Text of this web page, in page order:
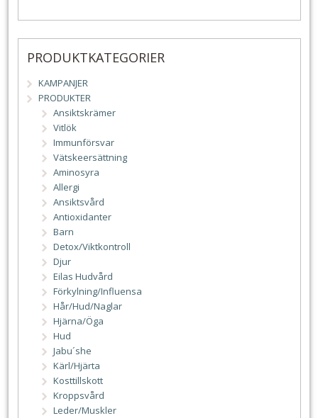
PRODUKTKATEGORIER
KAMPANJER
PRODUKTER
Ansiktskrämer
Vitlök
Immunförsvar
Vätskeersättning
Aminosyra
Allergi
Ansiktsvård
Antioxidanter
Barn
Detox/Viktkontroll
Djur
Eilas Hudvård
Förkylning/Influensa
Hår/Hud/Naglar
Hjärna/Öga
Hud
Jabu´she
Kärl/Hjärta
Kosttillskott
Kroppsvård
Leder/Muskler